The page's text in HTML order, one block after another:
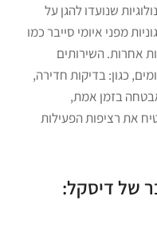
שנועדו להגן על
מפני איומי סייבר כמו
אחרות. השירותים
כגון: בדיקות חדירה,
אבטחה בזמן אמת,
את רציפות הפעילות
של דיסקל: